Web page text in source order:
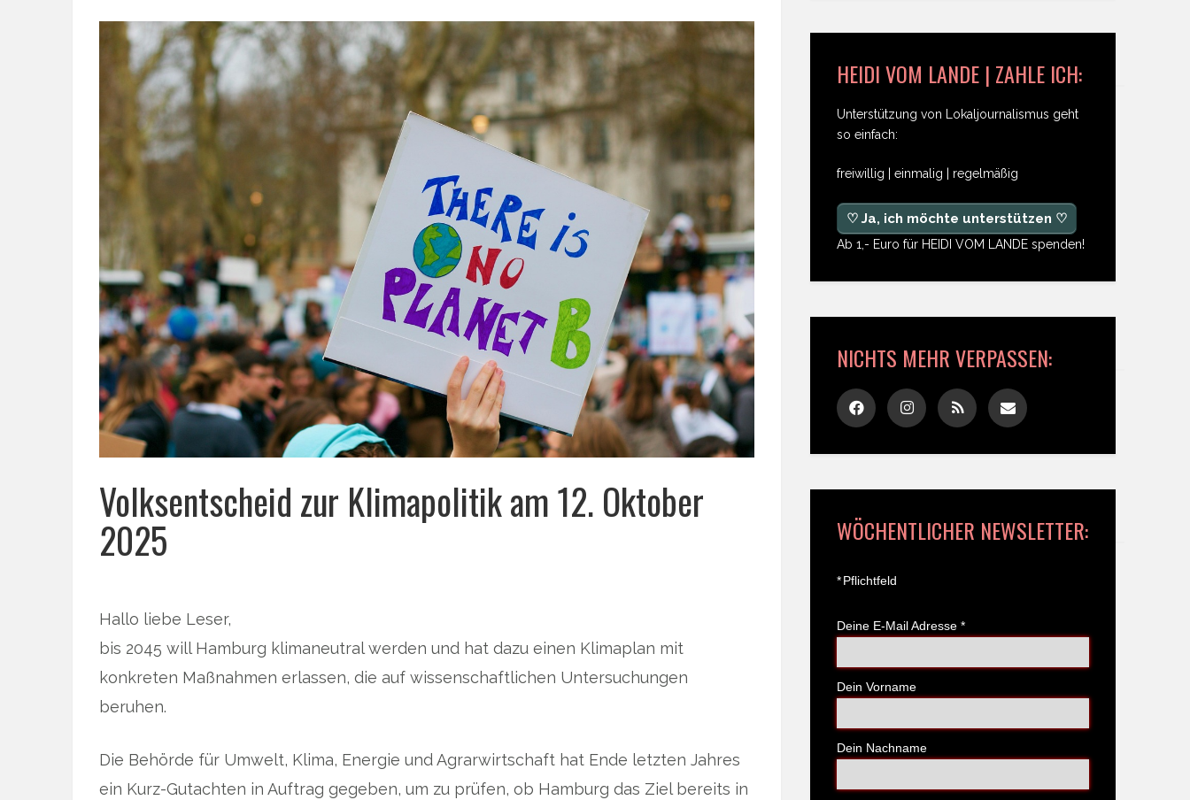
Volksentscheid zur Klimapolitik am 12. Oktober
2025
Hallo liebe Leser,
bis 2045 will Hamburg klimaneutral werden und hat dazu einen Klimaplan mit
konkreten Maßnahmen erlassen, die auf wissenschaftlichen Untersuchungen
beruhen.
Die Behörde für Umwelt, Klima, Energie und Agrarwirtschaft hat Ende letzten Jahres
ein Kurz-Gutachten in Auftrag gegeben, um zu prüfen, ob Hamburg das Ziel bereits in
HEIDI VOM LANDE | ZAHLE ICH:
Unterstützung von Lokaljournalismus geht
so einfach:
freiwillig | einmalig | regelmäßig
♡ Ja, ich möchte unterstützen ♡
Ab 1,- Euro für HEIDI VOM LANDE spenden!
NICHTS MEHR VERPASSEN:
WÖCHENTLICHER NEWSLETTER:
*Pflichtfeld
Deine E-Mail Adresse *
Dein Vorname
Dein Nachname